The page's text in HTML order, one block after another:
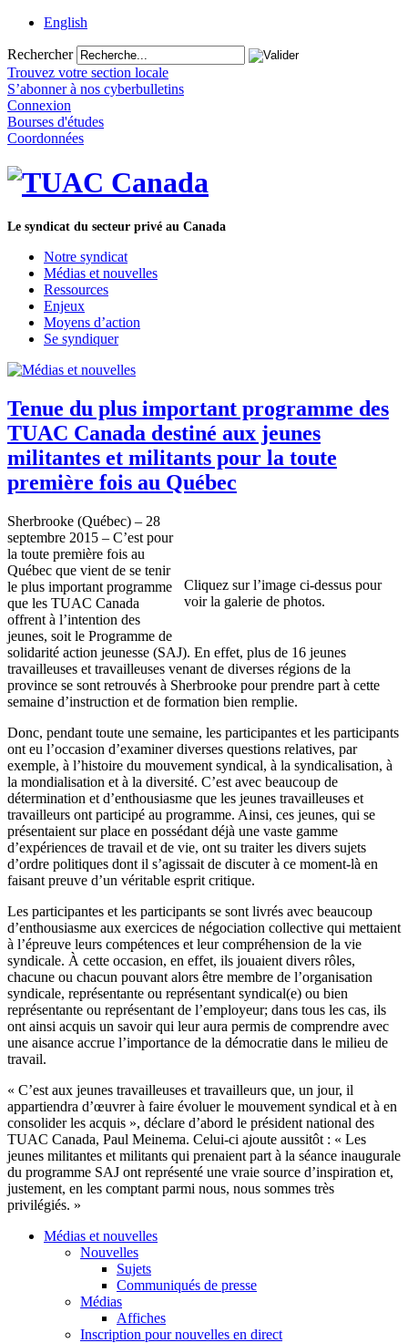
English
Rechercher
Trouvez votre section locale
S’abonner à nos cyberbulletins
Connexion
Bourses d'études
Coordonnées
Le syndicat du secteur privé au Canada
Notre syndicat
Médias et nouvelles
Ressources
Enjeux
Moyens d’action
Se syndiquer
Tenue du plus important programme des
TUAC Canada destiné aux jeunes
militantes et militants pour la toute
première fois au Québec
Cliquez sur l’image ci-dessus pour
voir la galerie de photos.
Sherbrooke (Québec) – 28
septembre 2015 – C’est pour
la toute première fois au
Québec que vient de se tenir
le plus important programme
que les TUAC Canada
offrent à l’intention des
jeunes, soit le Programme de
solidarité action jeunesse (SAJ). En effet, plus de 16 jeunes
travailleuses et travailleuses venant de diverses régions de la
province se sont retrouvés à Sherbrooke pour prendre part à cette
semaine d’instruction et de formation bien remplie.
Donc, pendant toute une semaine, les participantes et les participants
ont eu l’occasion d’examiner diverses questions relatives, par
exemple, à l’histoire du mouvement syndical, à la syndicalisation, à
la mondialisation et à la diversité. C’est avec beaucoup de
détermination et d’enthousiasme que les jeunes travailleuses et
travailleurs ont participé au programme. Ainsi, ces jeunes, qui se
présentaient sur place en possédant déjà une vaste gamme
d’expériences de travail et de vie, ont su traiter les divers sujets
d’ordre politiques dont il s’agissait de discuter à ce moment-là en
faisant preuve d’un véritable esprit critique.
Les participantes et les participants se sont livrés avec beaucoup
d’enthousiasme aux exercices de négociation collective qui mettaient
à l’épreuve leurs compétences et leur compréhension de la vie
syndicale. À cette occasion, en effet, ils jouaient divers rôles,
chacune ou chacun pouvant alors être membre de l’organisation
syndicale, représentante ou représentant syndical(e) ou bien
représentante ou représentant de l’employeur; dans tous les cas, ils
ont ainsi acquis un savoir qui leur aura permis de comprendre avec
une aisance accrue l’importance de la démocratie dans le milieu de
travail.
« C’est aux jeunes travailleuses et travailleurs que, un jour, il
appartiendra d’œuvrer à faire évoluer le mouvement syndical et à en
consolider les acquis », déclare d’abord le président national des
TUAC Canada, Paul Meinema. Celui-ci ajoute aussitôt : « Les
jeunes militantes et militants qui prenaient part à la séance inaugurale
du programme SAJ ont représenté une vraie source d’inspiration et,
justement, en les comptant parmi nous, nous sommes très
privilégiés. »
Médias et nouvelles
Nouvelles
Sujets
Communiqués de presse
Médias
Affiches
Inscription pour nouvelles en direct